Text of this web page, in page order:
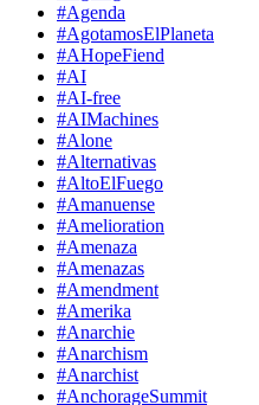
#Agenda
#AgotamosElPlaneta
#AHopeFiend
#AI
#AI-free
#AIMachines
#Alone
#Alternativas
#AltoElFuego
#Amanuense
#Amelioration
#Amenaza
#Amenazas
#Amendment
#Amerika
#Anarchie
#Anarchism
#Anarchist
#AnchorageSummit